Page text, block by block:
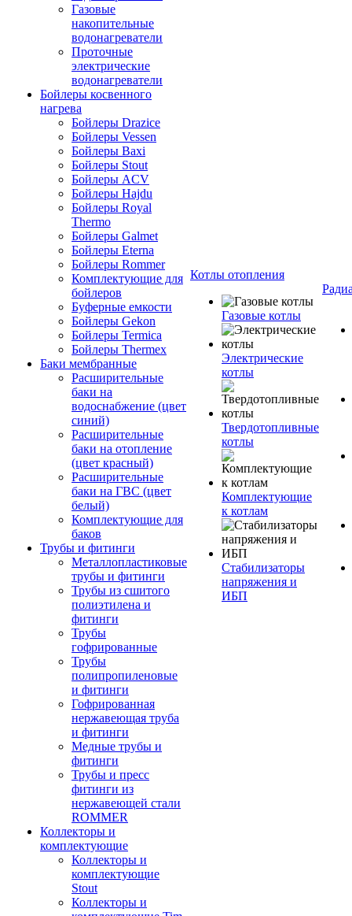
Газовые
накопительные
водонагреватели
Проточные
электрические
водонагреватели
Бойлеры косвенного
нагрева
Бойлеры Drazice
Бойлеры Vessen
Бойлеры Baxi
Бойлеры Stout
Бойлеры ACV
Бойлеры Hajdu
Бойлеры Royal
Thermo
Бойлеры Galmet
Бойлеры Eterna
Бойлеры Rommer
Комплектующие для
бойлеров
Буферные емкости
Бойлеры Gekon
Бойлеры Termica
Бойлеры Thermex
Баки мембранные
Расширительные
баки на
водоснабжение (цвет
синий)
Расширительные
баки на отопление
(цвет красный)
Расширительные
баки на ГВС (цвет
белый)
Комплектующие для
баков
Трубы и фитинги
Металлопластиковые
трубы и фитинги
Трубы из сшитого
полиэтилена и
фитинги
Трубы
гофрированные
Трубы
полипропиленовые
и фитинги
Гофрированная
нержавеющая труба
и фитинги
Медные трубы и
фитинги
Трубы и пресс
фитинги из
нержавеющей стали
ROMMER
Коллекторы и
комплектующие
Коллекторы и
комплектующие
Stout
Коллекторы и
Котлы отопления
Газовые котлы
Электрические
котлы
Твердотопливные
котлы
Комплектующие
к котлам
Стабилизаторы
напряжения и
ИБП